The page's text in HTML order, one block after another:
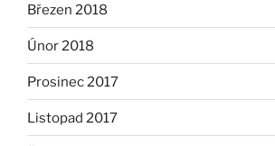
Březen 2018
Únor 2018
Prosinec 2017
Listopad 2017